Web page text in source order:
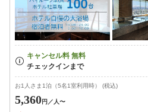
お1人さま1泊（5名1室利用時） (税込)
5,360円 ／人〜